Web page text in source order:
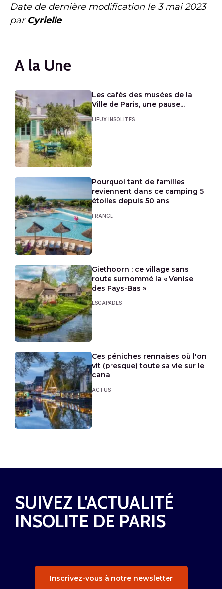
Date de dernière modification le3 mai 2023
par Cyrielle
A la Une
Les cafés des musées de la
Ville de Paris, une pause...
LIEUX INSOLITES
Pourquoi tant de familles
reviennent dans ce camping 5
étoiles depuis 50 ans
FRANCE
Giethoorn : ce village sans
route surnommé la « Venise
des Pays-Bas »
ESCAPADES
Ces péniches rennaises où l'on
vit (presque) toute sa vie sur le
canal
ACTUS
SUIVEZ L'ACTUALITÉ
INSOLITE DE PARIS
Inscrivez-vous à notre newsletter